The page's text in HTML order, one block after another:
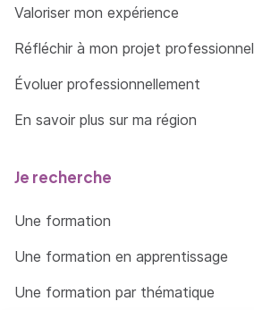
Valoriser mon expérience
Réfléchir à mon projet professionnel
Évoluer professionnellement
En savoir plus sur ma région
Je recherche
Une formation
Une formation en apprentissage
Une formation par thématique